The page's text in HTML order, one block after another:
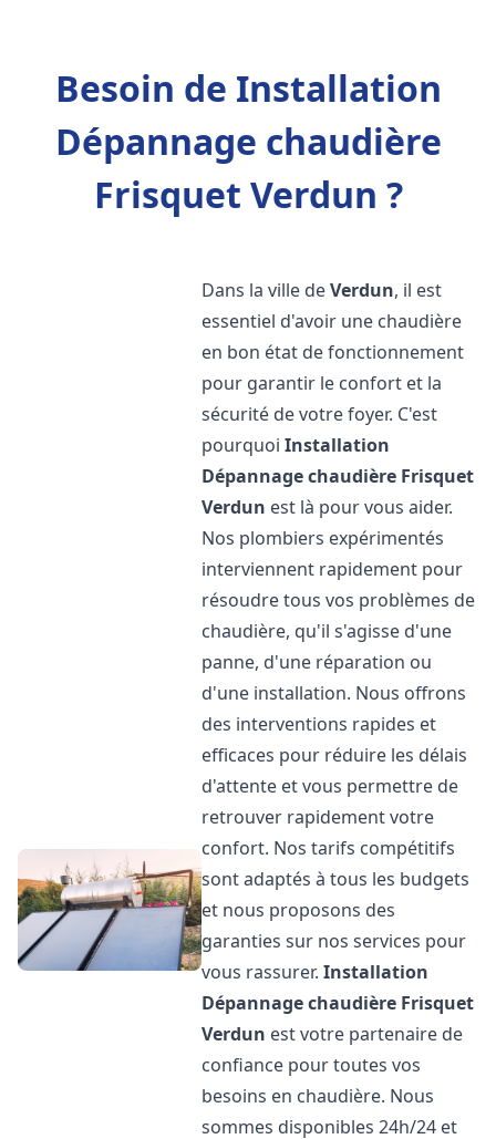
Besoin de Installation
Dépannage chaudière
Frisquet Verdun ?
Dans la ville deVerdun, il est
essentiel d'avoir une chaudière
en bon état de fonctionnement
pour garantir le confort et la
sécurité de votre foyer. C'est
pourquoiInstallation
Dépannage chaudière Frisquet
Verdun est là pour vous aider.
Nos plombiers expérimentés
interviennent rapidement pour
résoudre tous vos problèmes de
chaudière, qu'il s'agisse d'une
panne, d'une réparation ou
d'une installation. Nous offrons
des interventions rapides et
efficaces pour réduire les délais
d'attente et vous permettre de
retrouver rapidement votre
confort. Nos tarifs compétitifs
sont adaptés à tous les budgets
et nous proposons des
garanties sur nos services pour
vous rassurer.Installation
Dépannage chaudière Frisquet
Verdun est votre partenaire de
confiance pour toutes vos
besoins en chaudière. Nous
sommes disponibles 24h/24 et